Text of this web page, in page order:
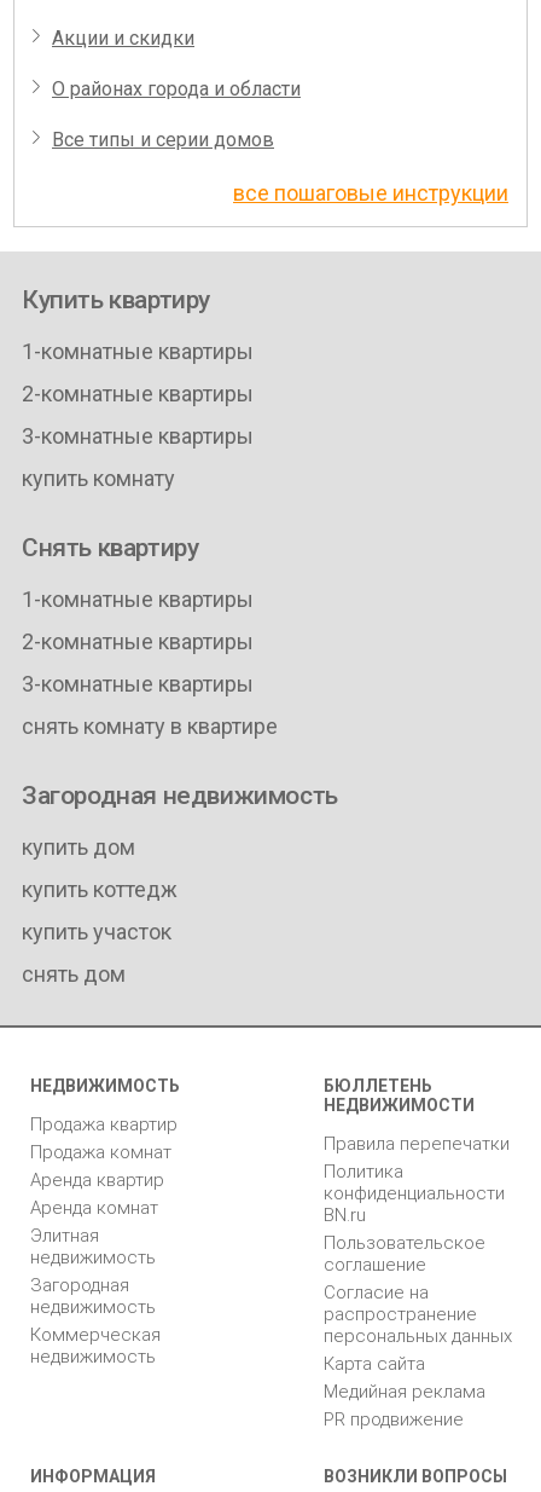
Акции и скидки
О районах города и области
Все типы и серии домов
все пошаговые инструкции
Купить квартиру
1-комнатные квартиры
2-комнатные квартиры
3-комнатные квартиры
купить комнату
Снять квартиру
1-комнатные квартиры
2-комнатные квартиры
3-комнатные квартиры
снять комнату в квартире
Загородная недвижимость
купить дом
купить коттедж
купить участок
снять дом
НЕДВИЖИМОСТЬ
Продажа квартир
Продажа комнат
Аренда квартир
Аренда комнат
Элитная
недвижимость
Загородная
недвижимость
Коммерческая
недвижимость
БЮЛЛЕТЕНЬ
НЕДВИЖИМОСТИ
Правила перепечатки
Политика
конфиденциальности
BN.ru
Пользовательское
соглашение
Согласие на
распространение
персональных данных
Карта сайта
Медийная реклама
PR продвижение
ИНФОРМАЦИЯ ВОЗНИКЛИ ВОПРОСЫ